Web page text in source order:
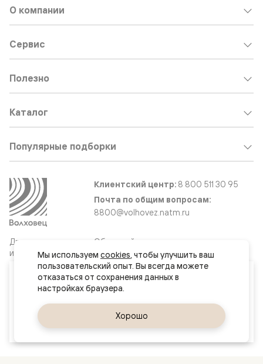
Ваш город
Ковров
Двери
и интерьерные
решения
О компании
Сервис
Полезно
Каталог
Популярные подборки
Клиентский центр: 8 800 511 30 95
Почта по общим вопросам:
8800@volhovez.natm.ru
Обратный звонок
Сайт не является публичной офертой
Правовая информация
Мы используем cookies, чтобы улучшить ваш
пользовательский опыт. Вы всегда можете
отказаться от сохранения данных в
Хорошо